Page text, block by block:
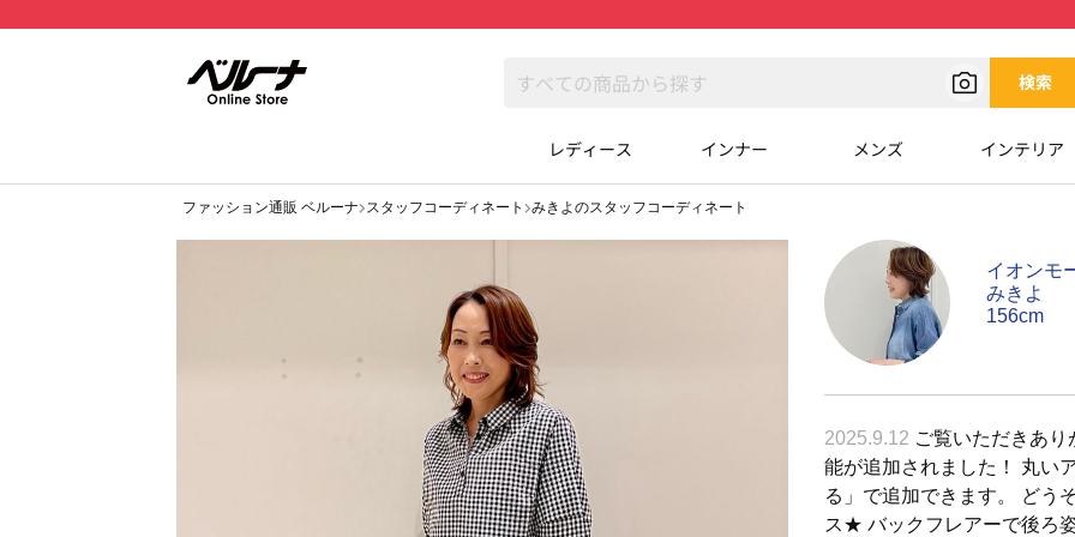
検索
レディース インナー メンズ インテリア
ファッション通販 ベルーナ スタッフコーディネート みきよのスタッフコーディネート
イオンモ
みきよ
156cm
2025.9.12 ご覧いただきあ
能が追加されました！ 丸い
る」で追加できます。 ど
ス★ バックフレアーで後ろ